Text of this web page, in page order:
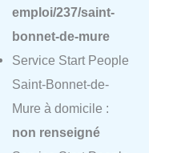
emploi/237/saint-
bonnet-de-mure
Service Start People
Saint-Bonnet-de-
Mure à domicile :
non renseigné